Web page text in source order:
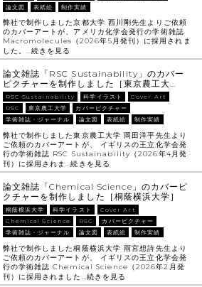
論文図
表紙絵 制作実績
弊社で制作しました京都大学 西川剛先生よりご依頼
のカバーアートが、アメリカ化学会発行の学術雑誌
Macromolecules（2026年5月発刊）に採用されま
した。…続きを見る
論文雑誌「RSC Sustainability」のカバー
ピクチャーを制作しました［東京農工大…
RSC Sustainability 科学イラスト
Cover Art
RSC
東京農工大学
カバーピクチャー
学術雑誌・ジャーナル
論文図 表紙絵 制作実績
弊社で制作しました東京農工大学 岡田洋平先生より
ご依頼のカバーアートが、 イギリスの王立化学会発
行の学術雑誌 RSC Sustainability（2026年4月発
刊）に採用されま…続きを見る
論文雑誌「Chemical Science」のカバーピ
クチャーを制作しました［桐蔭横浜大学］
桐蔭横浜大学 科学イラスト
Cover Art
Chemical Science
RSC
カバーピクチャー
学術雑誌・ジャーナル
論文図 表紙絵 制作実績
弊社で制作しました桐蔭横浜大学 雨宮想詩先生より
ご依頼のカバーアートが、 イギリスの王立化学会発
行の学術雑誌 Chemical Science（2026年2月発
刊）に採用されました…続きを見る